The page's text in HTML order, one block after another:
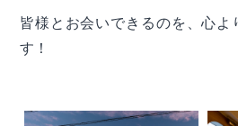
皆様とお会いできるのを、心よ
す！